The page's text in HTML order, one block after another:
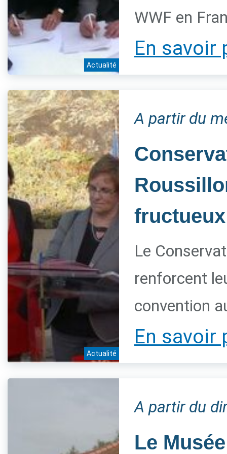
Actualité
WWF en
En savoir
Actualité
A partir du
fructueux
Le
renforcent
convention
En savoir
A partir du
Le